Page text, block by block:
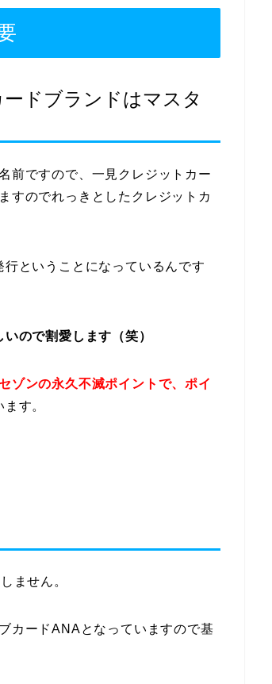
ドブランドはマスタ
前ですので、一見クレジットカー
すのでれっきとしたクレジットカ
ということになっているんです
ので割愛します（笑）
ゾンの永久不滅ポイントで、ポイ
す。
ません。
カードANAとなっていますので基